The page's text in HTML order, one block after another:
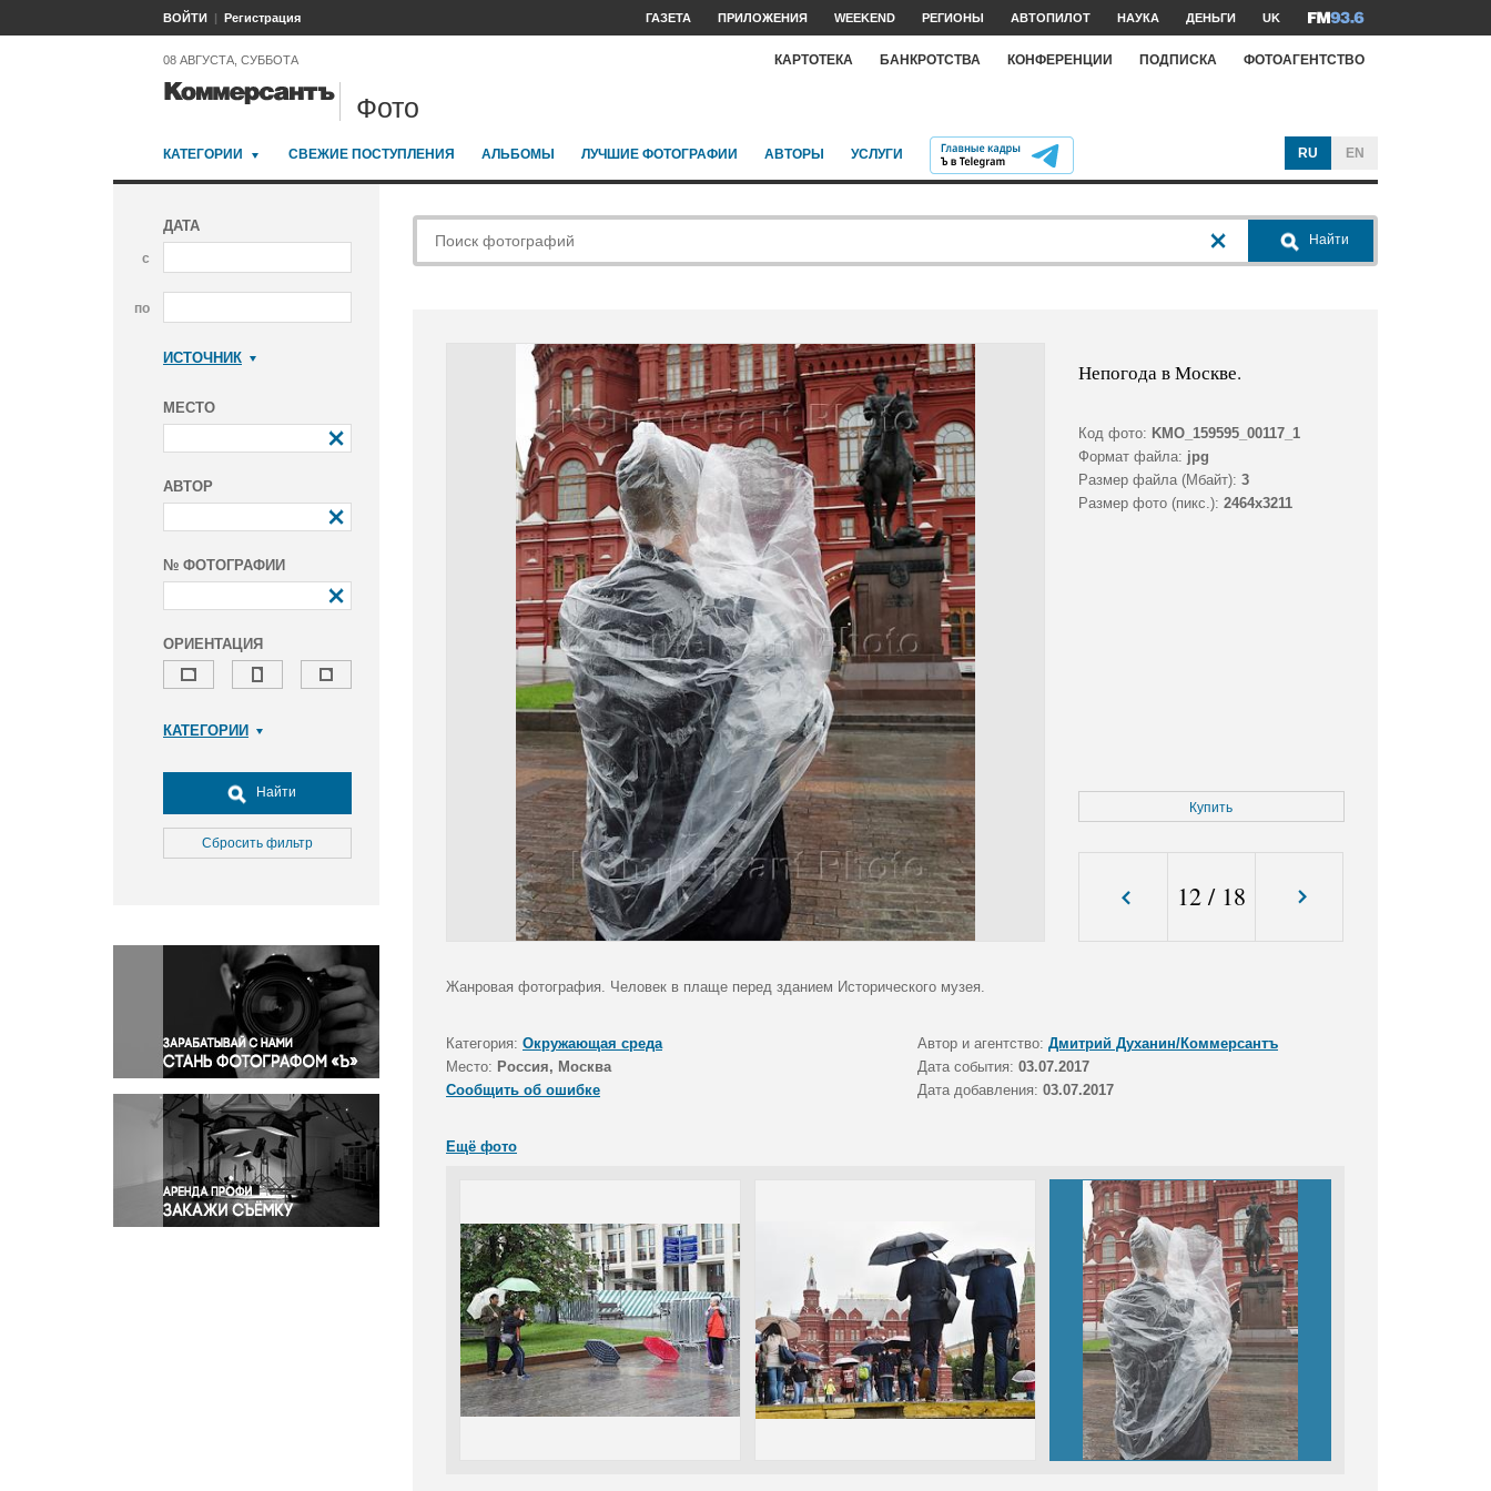
ВОЙТИ Регистрация ГАЗЕТА ПРИЛОЖЕНИЯ WEEKEND РЕГИОНЫ АВТОПИЛОТ НАУКА ДЕНЬГИ UK
08 АВГУСТА, СУББОТА КАРТОТЕКА БАНКРОТСТВА КОНФЕРЕНЦИИ ПОДПИСКА ФОТОАГЕНТСТВО
Фото
КАТЕГОРИИ СВЕЖИЕ ПОСТУПЛЕНИЯ АЛЬБОМЫ ЛУЧШИЕ ФОТОГРАФИИ АВТОРЫ УСЛУГИ RU EN
ДАТА
с
по
ИСТОЧНИК
МЕСТО
АВТОР
№ ФОТОГРАФИИ
ОРИЕНТАЦИЯ
КАТЕГОРИИ
Досуг, туризм и отдых
Культура
Медицина
Окружающая среда
Политика
Правосудие
Происшествия и конфликты
Религия
Светская жизнь
Спорт
Экология
Экономика и бизнес
Найти
Сбросить фильтр
Найти
Непогода в Москве.
Код фото: KMO_159595_00117_1
Формат файла: jpg
Размер файла (Мбайт): 3
Размер фото (пикс.): 2464x3211
Купить
12/ 18
Жанровая фотография. Человек в плаще перед зданием Исторического музея.
Категория: Окружающая среда Автор и агентство: Дмитрий Духанин/Коммерсантъ
Место: Россия, Москва Дата события: 03.07.2017
Сообщить об ошибке
Дата добавления: 03.07.2017
Ещё фото